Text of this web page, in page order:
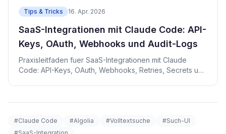
Tips & Tricks 16. Apr. 2026
SaaS-Integrationen mit Claude Code: API-
Keys, OAuth, Webhooks und Audit-Logs
Praxisleitfaden fuer SaaS-Integrationen mit Claude
Code: API-Keys, OAuth, Webhooks, Retries, Secrets und
#Claude Code #Algolia #Volltextsuche
#Such-UI